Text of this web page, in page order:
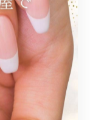
ージュ
ートサロン